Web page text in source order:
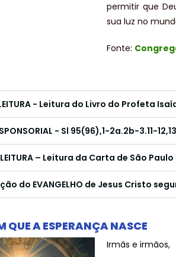
permitir que
sua luz no
Fonte:
LEITURA - Leitura do Livro do Profeta
- Sl 95(96),1-2a.2b-3.11-12,13
LEITURA – Leitura da Carta de São
do EVANGELHO de Jesus Cristo
QUE A ESPERANÇA NASCE
Irmãs e irmãos,